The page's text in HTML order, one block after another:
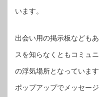
います。
出会い用の掲示板なども
スを知らなくともコミュ
の浮気場所となっています
ポップアップでメッセー